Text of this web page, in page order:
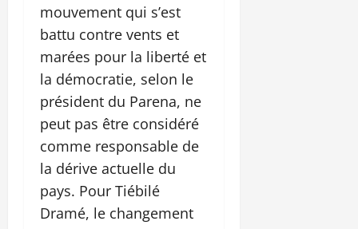
mouvement qui s’est
battu contre vents et
marées pour la liberté et
la démocratie, selon le
président du Parena, ne
peut pas être considéré
comme responsable de
la dérive actuelle du
pays. Pour Tiébilé
Dramé, le changement